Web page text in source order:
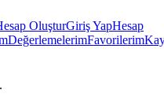
OluşturGiriş YapHesap
DeğerlemelerimFavorilerim